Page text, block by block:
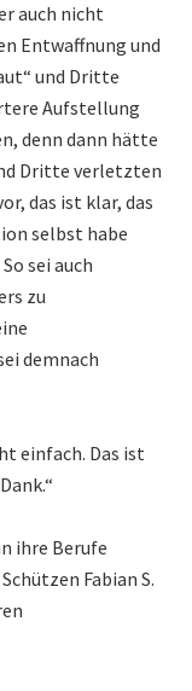
auch nicht
Entwaffnung und
und Dritte
Aufstellung
denn dann hätte
Dritte verletzten
das ist klar, das
selbst habe
sei auch
zu
demnach
einfach. Das ist
ihre Berufe
Fabian S.